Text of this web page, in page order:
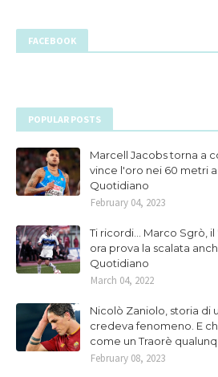
FACEBOOK
POPULAR POSTS
Marcell Jacobs torna a
vince l'oro nei 60 metri
Quotidiano
February 04, 2023
Ti ricordi... Marco Sgrò,
ora prova la scalata
Quotidiano
March 04, 2022
Nicolò Zaniolo, storia di
credeva fenomeno. E
come un Traorè
February 08, 2023